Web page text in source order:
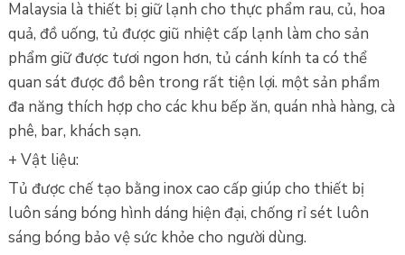
Malaysia là thiết bị giữ lạnh cho thực phẩm rau, củ, hoa
quả, đồ uống, tủ được giũ nhiệt cấp lạnh làm cho sản
phẩm giữ được tươi ngon hơn, tủ cánh kính ta có thể
quan sát được đồ bên trong rất tiện lợi. một sản phẩm
đa năng thích hợp cho các khu bếp ăn, quán nhà hàng, cà
phê, bar, khách sạn.
+ Vật liệu:
Tủ được chế tạo bằng inox cao cấp giúp cho thiết bị
luôn sáng bóng hình dáng hiện đại, chống rỉ sét luôn
sáng bóng bảo vệ sức khỏe cho người dùng.